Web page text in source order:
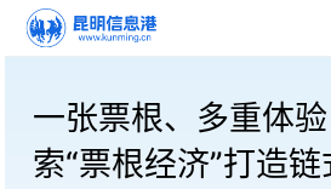
一张票根、多重体
索“票根经济”打造